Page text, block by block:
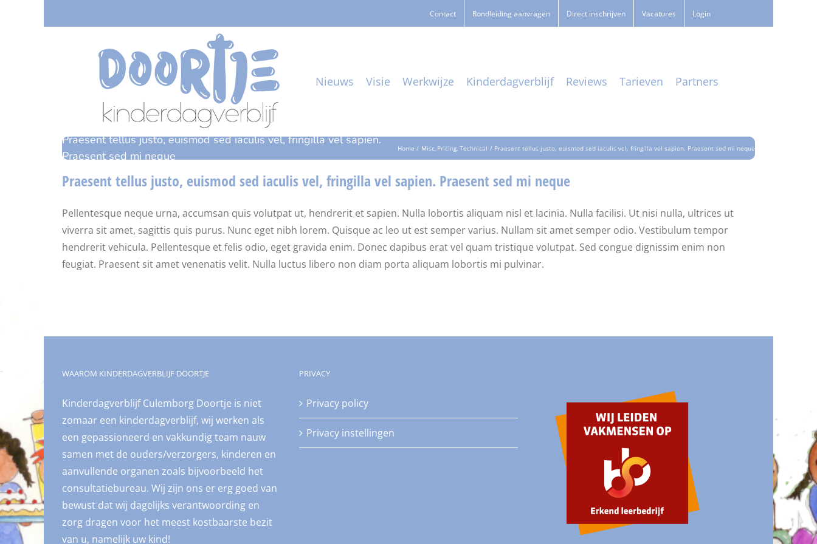
Contact Rondleiding aanvragen Direct inschrijven Vacatures Login
Nieuws Visie Werkwijze Kinderdagverblijf Reviews Tarieven Partners
Praesent tellus justo, euismod sed iaculis vel, fringilla vel sapien.
Praesent sed mi neque
Home Misc Pricing Technical Praesent tellus justo, euismod sed iaculis vel, fringilla vel sapien. Praesent sed mi neque
Praesent tellus justo, euismod sed iaculis vel, fringilla vel sapien. Praesent sed mi neque
Pellentesque neque urna, accumsan quis volutpat ut, hendrerit et sapien. Nulla lobortis aliquam nisl et lacinia. Nulla facilisi. Ut nisi nulla, ultrices ut
viverra sit amet, sagittis quis purus. Nunc eget nibh lorem. Quisque ac leo ut est semper varius. Nullam sit amet semper odio. Vestibulum tempor
hendrerit vehicula. Pellentesque et felis odio, eget gravida enim. Donec dapibus erat vel quam tristique volutpat. Sed congue dignissim enim non
feugiat. Praesent sit amet venenatis velit. Nulla luctus libero non diam porta aliquam lobortis mi pulvinar.
WAAROM KINDERDAGVERBLIJF DOORTJE
Kinderdagverblijf Culemborg Doortje is niet
zomaar een kinderdagverblijf, wij werken als
een gepassioneerd en vakkundig team nauw
samen met de ouders/verzorgers, kinderen en
aanvullende organen zoals bijvoorbeeld het
consultatiebureau. Wij zijn ons er erg goed van
bewust dat wij dagelijks verantwoording en
zorg dragen voor het meest kostbaarste bezit
van u, namelijk uw kind!
PRIVACY
Privacy policy
Privacy instellingen